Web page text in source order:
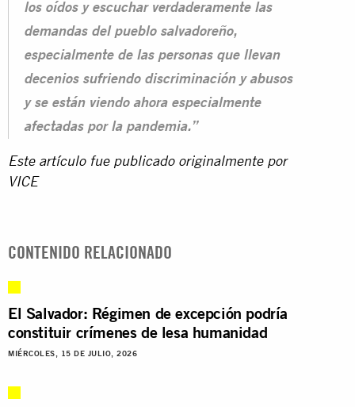
los oídos y escuchar verdaderamente las
demandas del pueblo salvadoreño,
especialmente de las personas que llevan
decenios sufriendo discriminación y abusos
y se están viendo ahora especialmente
afectadas por la pandemia.”
Este artículo fue publicado originalmente por
VICE
CONTENIDO RELACIONADO
El Salvador: Régimen de excepción podría
constituir crímenes de lesa humanidad
MIÉRCOLES, 15 DE JULIO, 2026